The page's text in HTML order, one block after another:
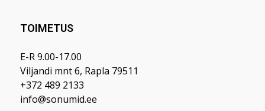
TOIMETUS
E-R 9.00-17.00
Viljandi mnt 6, Rapla 79511
+372 489 2133
info@sonumid.ee